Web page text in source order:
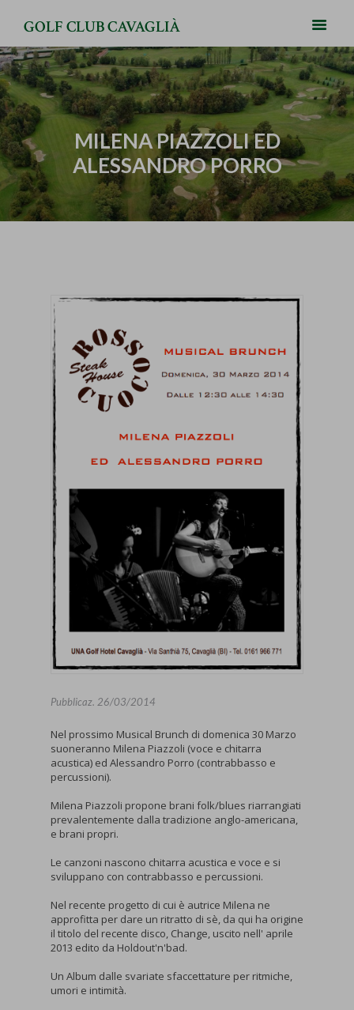
GOLF CLUB CAVAGLIÀ
MILENA PIAZZOLI ED
ALESSANDRO PORRO
Pubblicaz. 26/03/2014
Nel prossimo Musical Brunch di domenica 30 Marzo
suoneranno Milena Piazzoli (voce e chitarra
acustica) ed Alessandro Porro (contrabbasso e
percussioni).
Milena Piazzoli propone brani folk/blues riarrangiati
prevalentemente dalla tradizione anglo-americana,
e brani propri.
Le canzoni nascono chitarra acustica e voce e si
sviluppano con contrabbasso e percussioni.
Nel recente progetto di cui è autrice Milena ne
approfitta per dare un ritratto di sè, da qui ha origine
il titolo del recente disco, Change, uscito nell' aprile
2013 edito da Holdout'n'bad.
Un Album dalle svariate sfaccettature per ritmiche,
umori e intimità.